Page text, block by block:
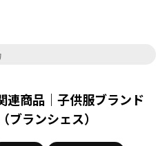
連商品｜子供服ブランド
ブランシェス）